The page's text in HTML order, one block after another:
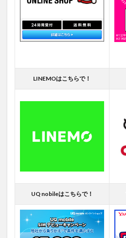
LINEMOはこちらで！
UQ nobileはこちらで！